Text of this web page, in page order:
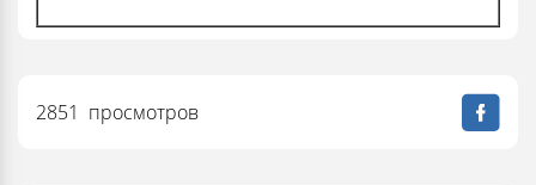
2851 просмотров